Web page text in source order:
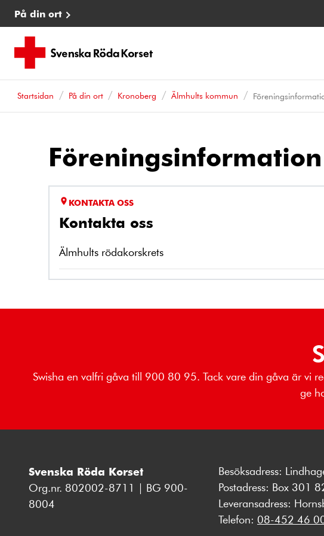
På din ort
Startsidan På din ort Kronoberg Älmhults kommun
Föreningsinformation
KONTAKTA OSS
Kontakta oss
Älmhults rödakorskrets
Swisha en valfri gåva till 900 80 95. Tack vare din gåva är vi
ge
Svenska Röda Korset
Org.nr. 802002-8711 | BG 900-
8004
Besöksadress:
Postadress: Box 301
Leveransadress:
Telefon: 08-452 46